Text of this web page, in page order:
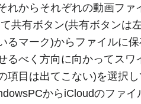
れからそれぞれの動画ファ
共有ボタン(共有ボタンは
るマーク)からファイルに
るべく方向に向かってスワ
項目は出てこない)を選択
からiCloudのファイ